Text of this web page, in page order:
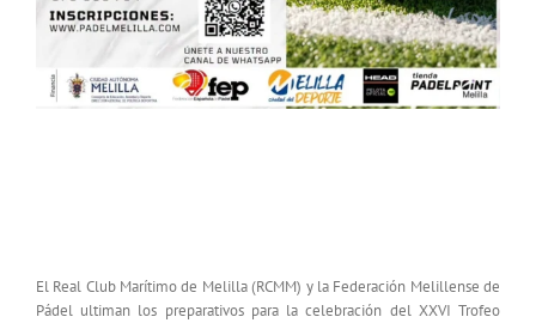
El Real Club Marítimo de Melilla (RCMM) y la Federación Melillense de
Pádel ultiman los preparativos para la celebración del XXVI Trofeo